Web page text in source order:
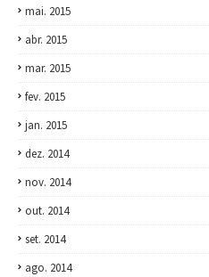
mai. 2015
abr. 2015
mar. 2015
fev. 2015
jan. 2015
dez. 2014
nov. 2014
out. 2014
set. 2014
ago. 2014